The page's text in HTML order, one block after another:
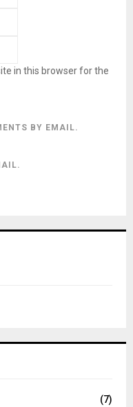
in this browser for the
BY EMAIL.
(7)